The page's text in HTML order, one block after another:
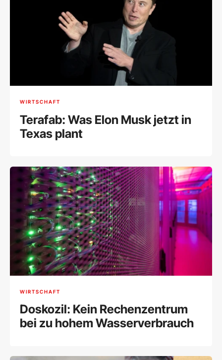
WIRTSCHAFT
Terafab: Was Elon Musk jetzt in
Texas plant
WIRTSCHAFT
Doskozil: Kein Rechenzentrum
bei zu hohem Wasserverbrauch